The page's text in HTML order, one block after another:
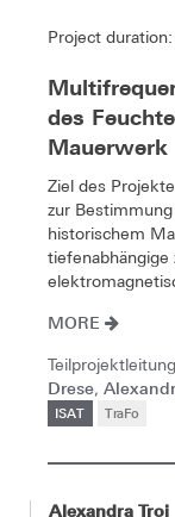
Project
des
Mauerwerk
Ziel des
zur
historischem
MORE
Drese,
ISAT TraFo
Alexandra Troi